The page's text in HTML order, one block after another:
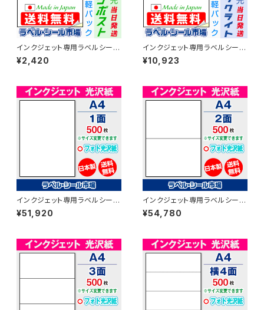
インクジェット専用ラベルシール
フォト光沢紙A4-カット無し 20
枚 T1Y1iC-CP2【日本製】
¥2,420
インクジェット専用ラベルシール
フォト光沢紙A4-カット無し 100
枚 T1Y1iC-LP1【日本製】
¥10,923
インクジェット専用ラベルシール
フォト光沢紙A4-カット無し 500
枚 T1Y1iC【日本製】
¥51,920
インクジェット専用ラベルシール
フォト光沢紙A4-2面 500枚 T1
Y2iC【日本製】
¥54,780